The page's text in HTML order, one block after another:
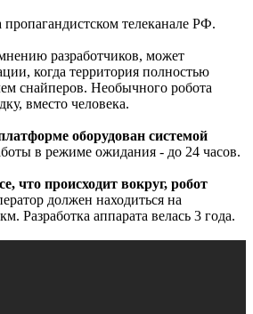
телеканале РФ.
разработчиков, может
когда территория полностью
снайперов. Необычного робота
вместо человека.
оборудован системой
в режиме ожидания - до 24 часов.
что происходит вокруг, робот
должен находиться на
Разработка аппарата велась 3 года.